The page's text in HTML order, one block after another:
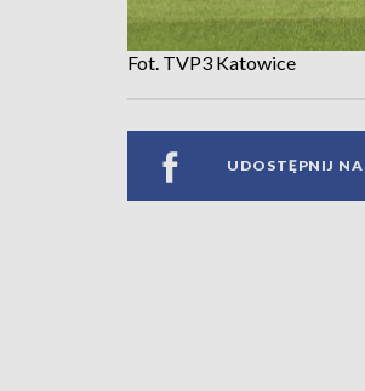
Fot. TVP3 Katowice
UDOSTĘPNIJ